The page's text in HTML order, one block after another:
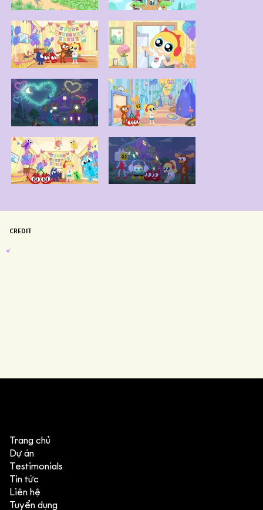
CREDIT
Trang chủ
Dự án
Testimonials
Tin tức
Liên hệ
Tuyển dụng